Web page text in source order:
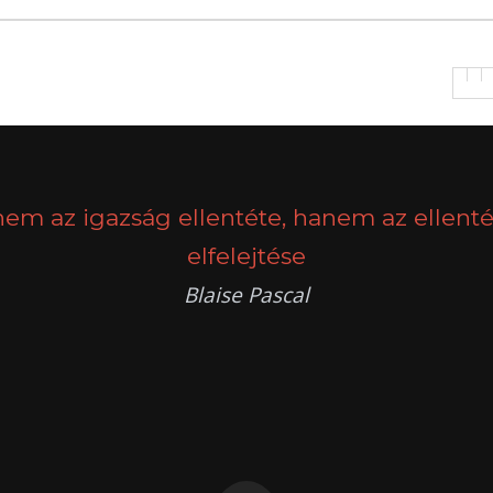
az igazság ellentéte, hanem az
elfelejtése
Blaise Pascal